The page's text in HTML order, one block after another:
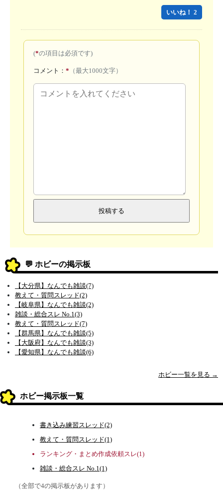
いいね！ 2
(*の項目は必須です)
コメント： * （最大1000文字）
💬 ホビーの掲示板
【大分県】なんでも雑談(7)
教えて・質問スレッド(2)
【岐阜県】なんでも雑談(2)
雑談・総合スレ No.1(3)
教えて・質問スレッド(7)
【群馬県】なんでも雑談(5)
【大阪府】なんでも雑談(3)
【愛知県】なんでも雑談(6)
ホビー一覧を見る →
ホビー掲示板一覧
書き込み練習スレッド(2)
教えて・質問スレッド(1)
ランキング・まとめ作成依頼スレ(1)
雑談・総合スレ No.1(1)
（全部で4の掲示板があります）